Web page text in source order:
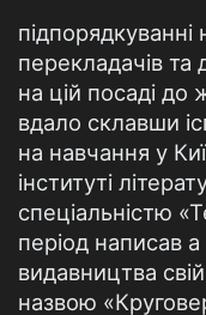
перекладачів та
на цій посаді до
вдало склавши
на навчання у
інституті
спеціальністю
період написав
видавництва
назвою